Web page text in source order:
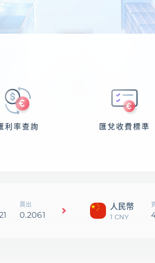
利率查詢 匯兌收費標準
賣出
0.2061
人民幣
1 CNY